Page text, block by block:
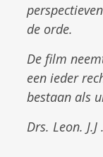
de orde.
De film
een ieder
bestaan als
Drs. Leon. J.J